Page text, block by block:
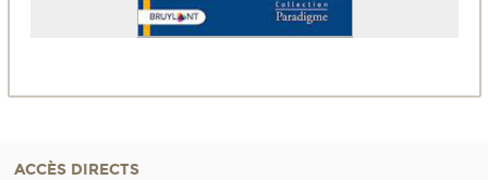
ACCÈS DIRECTS